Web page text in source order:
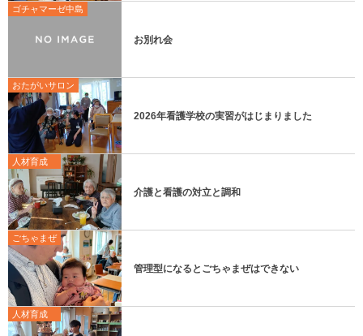
ゴチャマーゼ中島
お別れ会
おたがいサロン
2026年看護学校の実習がはじまりました
人材育成
介護と看護の対立と調和
ごちゃまぜ
管理型になるとごちゃまぜはできない
人材育成